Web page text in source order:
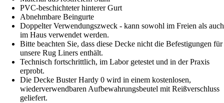
PVC-beschichteter hinterer Gurt
Abnehmbare Beingurte
Doppelter Verwendungszweck - kann sowohl im Freien als auch
im Haus verwendet werden.
Bitte beachten Sie, dass diese Decke nicht die Befestigungen für
unsere Rug Liners enthält.
Technisch fortschrittlich, im Labor getestet und in der Praxis
erprobt.
Die Decke Buster Hardy 0 wird in einem kostenlosen,
wiederverwendbaren Aufbewahrungsbeutel mit Reißverschluss
geliefert.